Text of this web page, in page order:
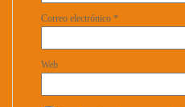
Correo electrónico *
Web